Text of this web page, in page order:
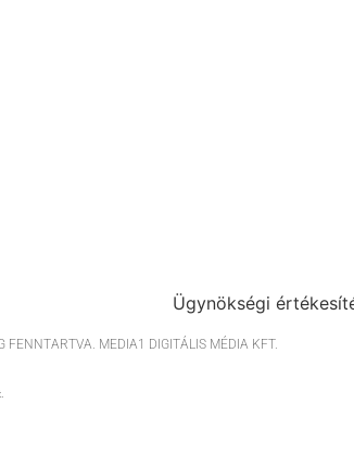
Ügynökségi
MEDIA1 DIGITÁLIS MÉDIA KFT.